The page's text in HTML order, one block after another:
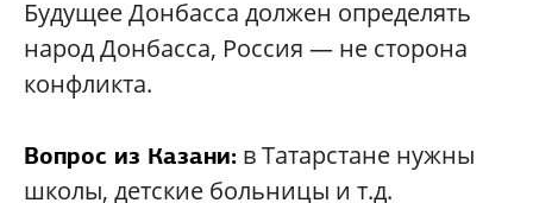
Будущее Донбасса должен определять
народ Донбасса, Россия — не сторона
конфликта.
Вопрос из Казани: в Татарстане нужны
школы, детские больницы и т.д.